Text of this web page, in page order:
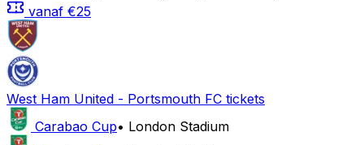
vanaf €25
West Ham United - Portsmouth FC tickets
Carabao Cup• London Stadium